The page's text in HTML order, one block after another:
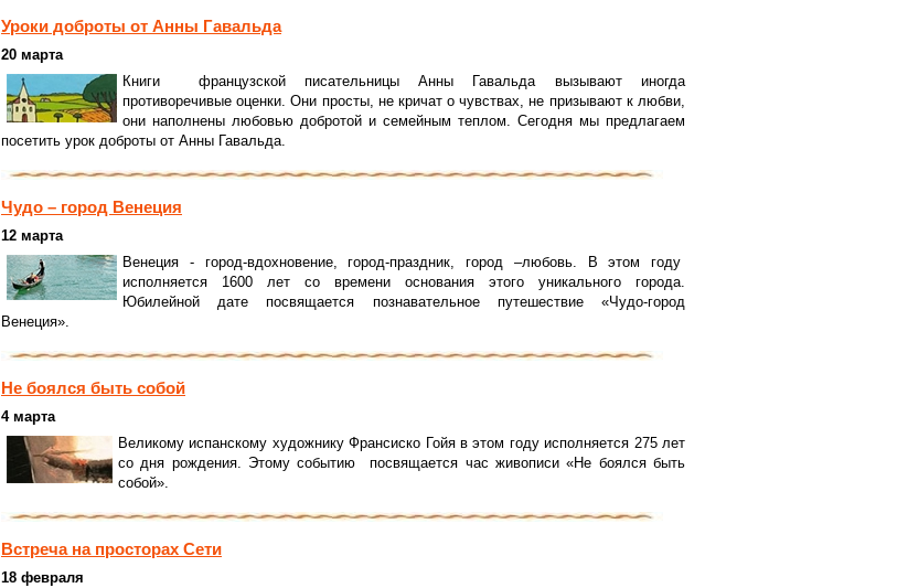
Уроки доброты от Анны Гавальда
20 марта
Книги французской писательницы Анны Гавальда вызывают иногда
противоречивые оценки. Они просты, не кричат о чувствах, не призывают к любви,
они наполнены любовью добротой и семейным теплом. Сегодня мы предлагаем
посетить урок доброты от Анны Гавальда.
Чудо – город Венеция
12 марта
Венеция - город-вдохновение, город-праздник, город –любовь. В этом году
исполняется 1600 лет со времени основания этого уникального города.
Юбилейной дате посвящается познавательное путешествие «Чудо-город
Венеция».
Не боялся быть собой
4 марта
Великому испанскому художнику Франсиско Гойя в этом году исполняется 275 лет
со дня рождения. Этому событию посвящается час живописи «Не боялся быть
собой».
Встреча на просторах Сети
18 февраля